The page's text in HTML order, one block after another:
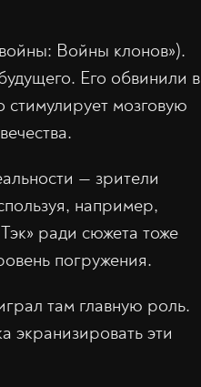
Войны клонов»).
Его обвинили в
стимулирует мозговую
— зрители
например,
ради сюжета тоже
погружения.
там главную роль.
экранизировать эти